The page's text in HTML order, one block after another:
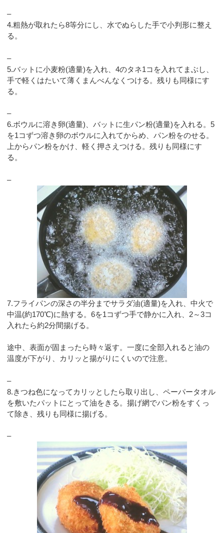
–
4.粗熱が取れたら8等分にし、水でぬらした手で小判形に整え
る。
–
5.バットに小麦粉(適量)を入れ、4のタネ1コを入れてまぶし、
手で軽くはたいて薄くまんべんなくつける。残りも同様にす
る。
–
6.ボウルに溶き卵(適量)、バットに生パン粉(適量)を入れる。5
を1コずつ溶き卵のボウルに入れてからめ、パン粉をのせる。
上からパン粉をかけ、軽く押さえつける。残りも同様にす
る。
–
7.フライパンの深さの半分までサラダ油(適量)を入れ、中火で
中温(約170℃)に熱する。6を1コずつ手で静かに入れ、2～3コ
入れたら約2分間揚げる。
途中、表面が固まったら時々返す。一度に全部入れると油の
温度が下がり、カリッと揚がりにくいので注意。
–
8.きつね色になってカリッとしたら取り出し、ペーパータオル
を敷いたパットにとって油をきる。揚げ網でパン粉をすくっ
て除き、残りも同様に揚げる。
–